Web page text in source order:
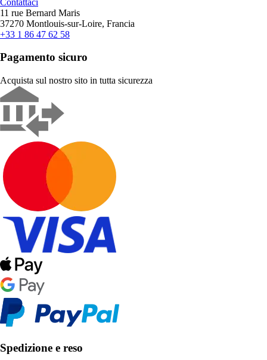
11 rue Bernard Maris
37270 Montlouis-sur-Loire, Francia
+33 1 86 47 62 58
Pagamento sicuro
Acquista sul nostro sito in tutta sicurezza
Spedizione e reso